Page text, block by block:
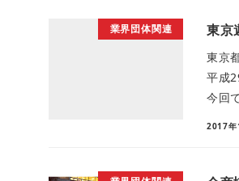
業界団体関連 東京
東京
平成
今回
2017年